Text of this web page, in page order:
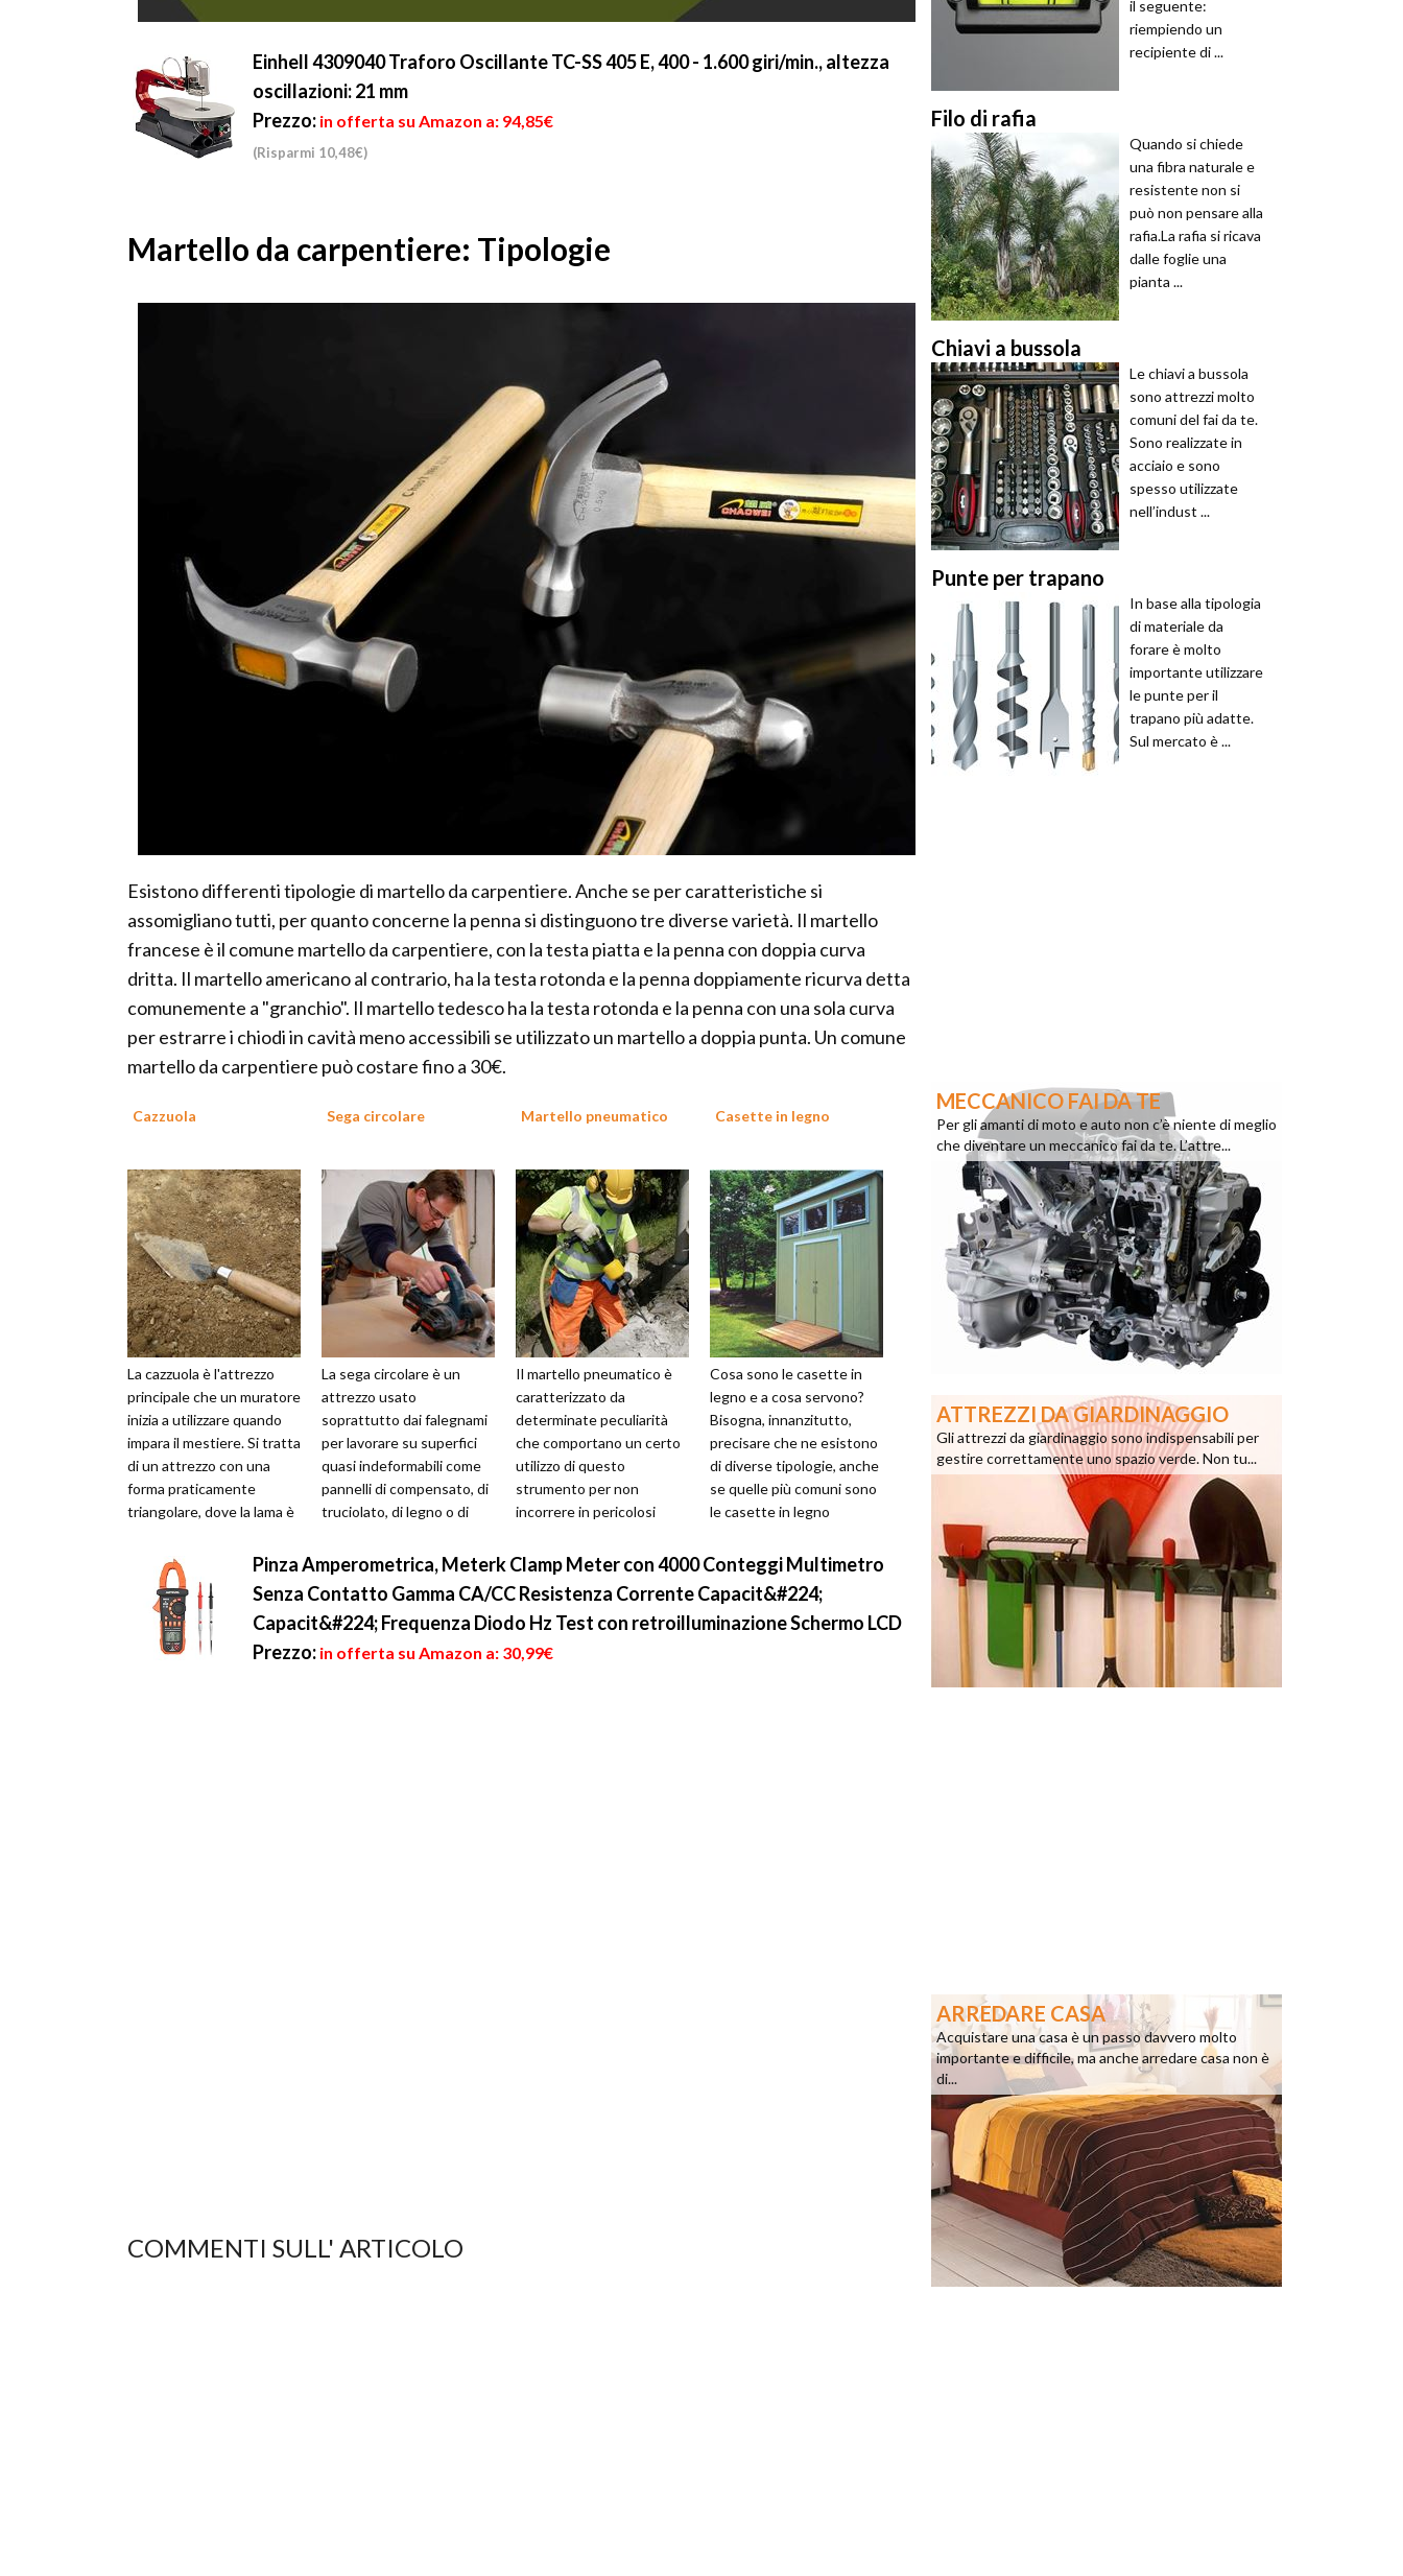
Einhell 4309040 Traforo Oscillante TC-SS 405 E, 400 - 1.600 giri/min., altezza
oscillazioni: 21 mm
Prezzo: in offerta su Amazon a: 94,85€
(Risparmi 10,48€)
Martello da carpentiere: Tipologie
Esistono differenti tipologie di martello da carpentiere. Anche se per caratteristiche si
assomigliano tutti, per quanto concerne la penna si distinguono tre diverse varietà. Il martello
francese è il comune martello da carpentiere, con la testa piatta e la penna con doppia curva
dritta. Il martello americano al contrario, ha la testa rotonda e la penna doppiamente ricurva detta
comunemente a "granchio". Il martello tedesco ha la testa rotonda e la penna con una sola curva
per estrarre i chiodi in cavità meno accessibili se utilizzato un martello a doppia punta. Un comune
martello da carpentiere può costare fino a 30€.
Cazzuola
La cazzuola è l'attrezzo
principale che un muratore
inizia a utilizzare quando
impara il mestiere. Si tratta
di un attrezzo con una
forma praticamente
triangolare, dove la lama è
Sega circolare
La sega circolare è un
attrezzo usato
soprattutto dai falegnami
per lavorare su superfici
quasi indeformabili come
pannelli di compensato, di
truciolato, di legno o di
fine di ...
Martello pneumatico
Il martello pneumatico è
caratterizzato da
determinate peculiarità
che comportano un certo
utilizzo di questo
strumento per non
incorrere in pericolosi
di un attrezzo estr...
Casette in legno
Cosa sono le casette in
legno e a cosa servono?
Bisogna, innanzitutto,
precisare che ne esistono
di diverse tipologie, anche
se quelle più comuni sono
le casette in legno
vengono uti...
Pinza Amperometrica, Meterk Clamp Meter con 4000 Conteggi Multimetro
Senza Contatto Gamma CA/CC Resistenza Corrente Capacit&#224;
Capacit&#224; Frequenza Diodo Hz Test con retroilluminazione Schermo LCD
Prezzo: in offerta su Amazon a: 30,99€
COMMENTI SULL' ARTICOLO
il seguente:
riempiendo un
recipiente di ...
Filo di rafia
Quando si chiede
una fibra naturale e
resistente non si
può non pensare alla
rafia.La rafia si ricava
dalle foglie una
pianta ...
Chiavi a bussola
Le chiavi a bussola
sono attrezzi molto
comuni del fai da te.
Sono realizzate in
acciaio e sono
spesso utilizzate
nell’indust ...
Punte per trapano
In base alla tipologia
di materiale da
forare è molto
importante utilizzare
le punte per il
trapano più adatte.
Sul mercato è ...
MECCANICO FAI DA TE
Per gli amanti di moto e auto non c’è niente di meglio
che diventare un meccanico fai da te. L’attre...
ATTREZZI DA GIARDINAGGIO
Gli attrezzi da giardinaggio sono indispensabili per
gestire correttamente uno spazio verde. Non tu...
ARREDARE CASA
Acquistare una casa è un passo davvero molto
importante e difficile, ma anche arredare casa non è
di...